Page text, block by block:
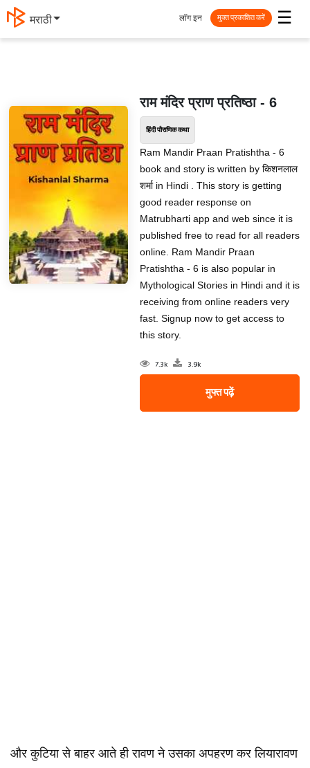
मराठी ☰
लॉग इन मुक्त प्रकाशित करें
राम मंदिर प्राण प्रतिष्ठा - 6
हिंदी पौराणिक कथा
Ram Mandir Praan Pratishtha - 6
book and story is written by किशनलाल
शर्मा in Hindi . This story is getting
good reader response on
Matrubharti app and web since it is
published free to read for all readers
online. Ram Mandir Praan
Pratishtha - 6 is also popular in
Mythological Stories in Hindi and it is
receiving from online readers very
fast. Signup now to get access to
this story.
7.3k 3.9k
मुफ्त पढ़ें
और कुटिया से बाहर आते ही रावण ने उसका अपहरण कर लियारावण